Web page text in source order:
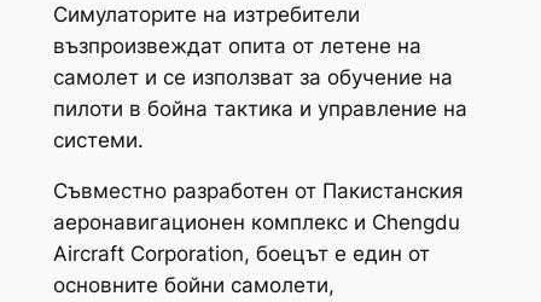
Симулаторите на изтребители
възпроизвеждат опита от летене на
самолет и се използват за обучение на
пилоти в бойна тактика и управление на
системи.
Съвместно разработен от Пакистанския
аеронавигационен комплекс и Chengdu
Aircraft Corporation, боецът е един от
основните бойни самолети,